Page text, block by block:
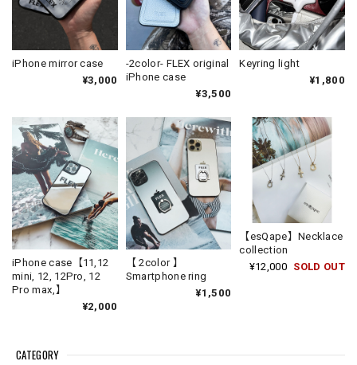
iPhone mirror case
¥3,000
-2color- FLEX original
iPhone case
¥3,500
Keyring light
¥1,800
iPhone case【11,12
mini, 12, 12Pro, 12
Pro max,】
¥2,000
【 2color 】
Smartphone ring
¥1,500
【esQape】Necklace
collection
¥12,000 SOLD OUT
CATEGORY